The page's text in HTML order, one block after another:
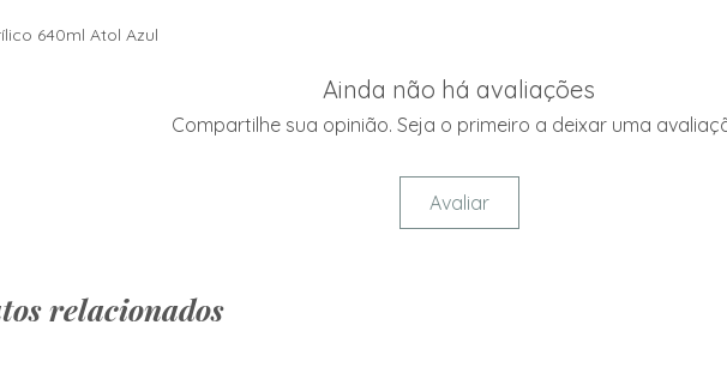
640ml Atol Azul
Ainda não há avaliações
Compartilhe sua opinião. Seja o primeiro a deixar uma
Avaliar
relacionados